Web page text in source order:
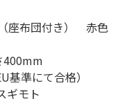
座布団付き） 赤色
準にて合格）
ギモト